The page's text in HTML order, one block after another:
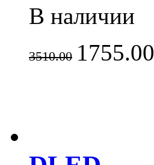
В наличии
3510.00 1755.00